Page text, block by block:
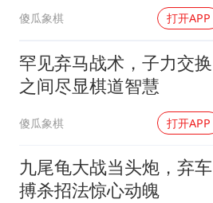
傻瓜象棋 打开APP
罕见弃马战术，子力交换
之间尽显棋道智慧
傻瓜象棋 打开APP
九尾龟大战当头炮，弃车
搏杀招法惊心动魄